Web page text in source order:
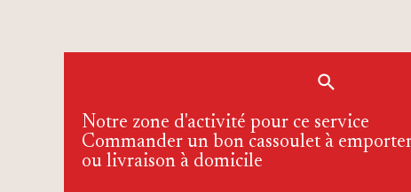
Notre zone d'activité pour ce service
Commander un bon cassoulet à
ou livraison à domicile